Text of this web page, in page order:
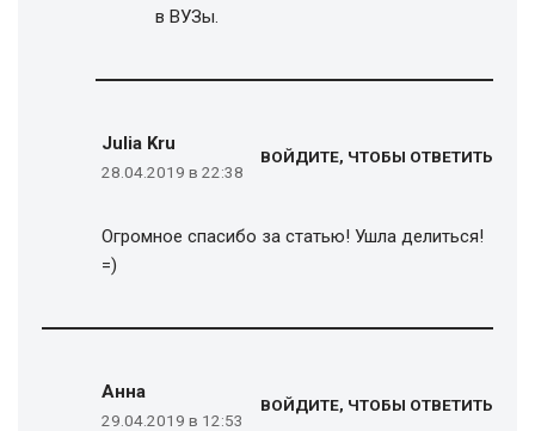
в ВУЗы.
Julia Kru
28.04.2019 в 22:38
ВОЙДИТЕ, ЧТОБЫ ОТВЕТИТЬ
Огромное спасибо за статью! Ушла делиться!
=)
Анна
29.04.2019 в 12:53
ВОЙДИТЕ, ЧТОБЫ ОТВЕТИТЬ